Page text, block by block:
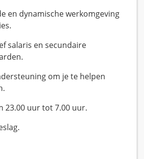
en dynamische werkomgeving
salaris en secundaire
om je te helpen
23.00 uur tot 7.00 uur.